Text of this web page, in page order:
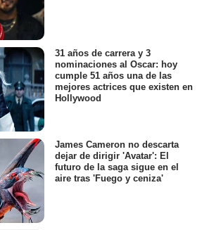
31 años de carrera y 3
nominaciones al Oscar: hoy
cumple 51 años una de las
mejores actrices que existen en
Hollywood
James Cameron no descarta
dejar de dirigir 'Avatar': El
futuro de la saga sigue en el
aire tras 'Fuego y ceniza'